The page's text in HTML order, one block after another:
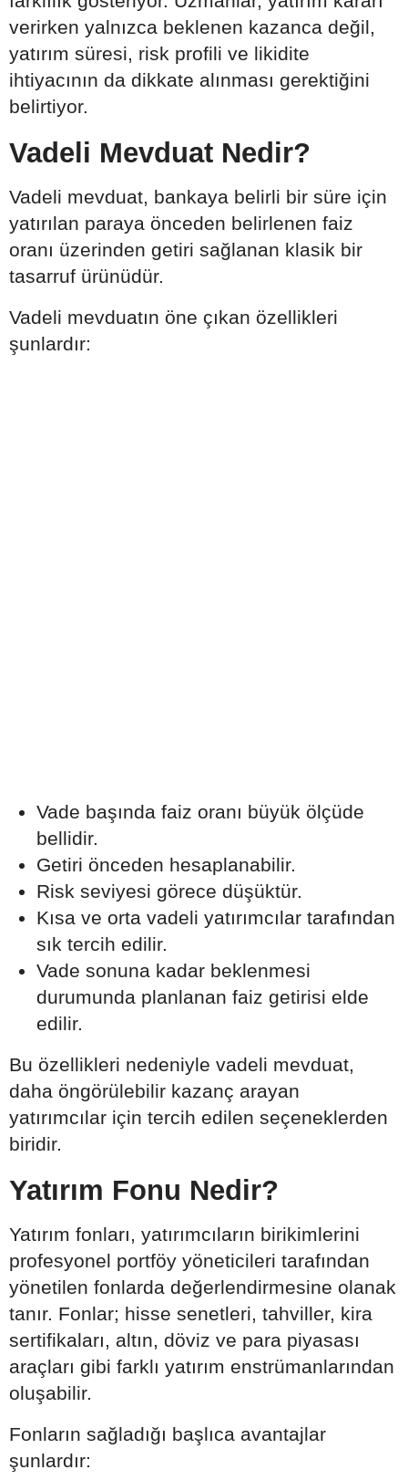
verirken yalnızca beklenen kazanca değil,
yatırım süresi, risk profili ve likidite
ihtiyacının da dikkate alınması gerektiğini
belirtiyor.
Vadeli Mevduat Nedir?
Vadeli mevduat, bankaya belirli bir süre için
yatırılan paraya önceden belirlenen faiz
oranı üzerinden getiri sağlanan klasik bir
tasarruf ürünüdür.
Vadeli mevduatın öne çıkan özellikleri
şunlardır:
Vade başında faiz oranı büyük ölçüde
bellidir.
Getiri önceden hesaplanabilir.
Risk seviyesi görece düşüktür.
Kısa ve orta vadeli yatırımcılar tarafından
sık tercih edilir.
Vade sonuna kadar beklenmesi
durumunda planlanan faiz getirisi elde
edilir.
Bu özellikleri nedeniyle vadeli mevduat,
daha öngörülebilir kazanç arayan
yatırımcılar için tercih edilen seçeneklerden
biridir.
Yatırım Fonu Nedir?
Yatırım fonları, yatırımcıların birikimlerini
profesyonel portföy yöneticileri tarafından
yönetilen fonlarda değerlendirmesine olanak
tanır. Fonlar; hisse senetleri, tahviller, kira
sertifikaları, altın, döviz ve para piyasası
araçları gibi farklı yatırım enstrümanlarından
oluşabilir.
Fonların sağladığı başlıca avantajlar
şunlardır: